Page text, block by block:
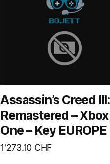
Assassin’s Creed III:
Remastered – Xbox
One – Key EUROPE
1'273.10 CHF